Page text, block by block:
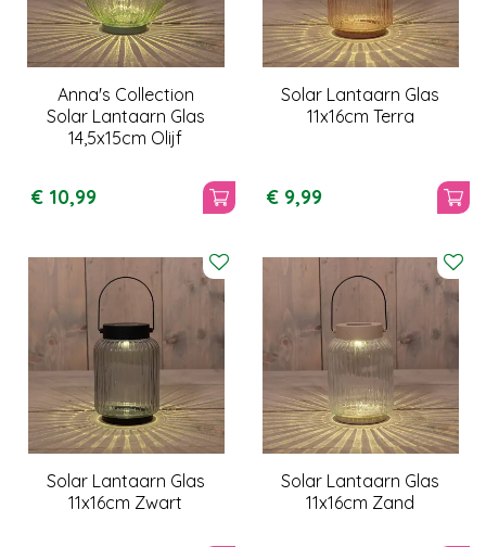
Anna's Collection
Solar Lantaarn Glas
14,5x15cm Olijf
€ 10,99
Solar Lantaarn Glas
11x16cm Terra
€ 9,99
Solar Lantaarn Glas
11x16cm Zwart
Solar Lantaarn Glas
11x16cm Zand